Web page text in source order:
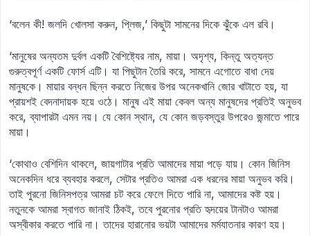
‘বলেন কী! জলদি খোলসা করুন, প্লিজ,’ কিছুটা সামনের দিকে ঝুঁকে এল রবি।
‘মানুষের অন্যতম দুর্বল একটি বৈশিষ্ট্যের নাম, মায়া। অদৃশ্য, কিন্তু অত্যন্ত
গুরুত্বপূর্ণ একটি ফোর্স এটি। যা পিছুটান তৈরি করে, সামনে এগোতে বাধা দেয়
মানুষকে। মায়ার বন্ধন ছিন্ন করতে নিজের উপর অনেকখানি জোর খাটাতে হয়, যা
প্রায়শই বেদনাদায়ক হয়ে ওঠে। মানুষ এই মায়া কেবল অন্য মানুষদের প্রতিই অনুভব
করে, ব্যাপারটা এমন নয়। যে কোন স্থান, যে কোন জড়বস্তুর উপরেও জন্মাতে পারে
মায়া।
‘কোথাও বেশিদিন থাকলে, জায়গাটার প্রতি আমাদের মায়া পড়ে যায়। কোন জিনিস
অনেকদিন ধরে ব্যবহার করলে, সেটার প্রতিও আমরা এক ধরনের মায়া অনুভব করি।
তাই পুরনো জিনিসপত্র আমরা চট করে ফেলে দিতে পারি না, আমাদের কষ্ট হয়।
নতুনকে আমরা স্বাগত জানাই ঠিকই, তবে পুরনোর প্রতি হৃদয়ের টানটাও আমরা
অস্বীকার করতে পারি না। তাদের হারানোর ভয়টা আমাদের মর্মযাতনার কারণ হয়।